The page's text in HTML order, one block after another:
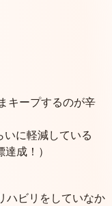
キープするのが辛
に軽減している
成！）
ハビリをしていなか